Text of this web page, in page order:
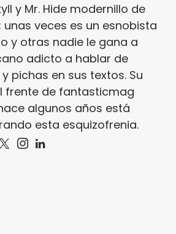
y Mr. Hide modernillo de
unas veces es un esnobista
y otras nadie le gana a
adicto a hablar de
pichas en sus textos. Su
frente de fantasticmag
algunos años está
esta esquizofrenia.